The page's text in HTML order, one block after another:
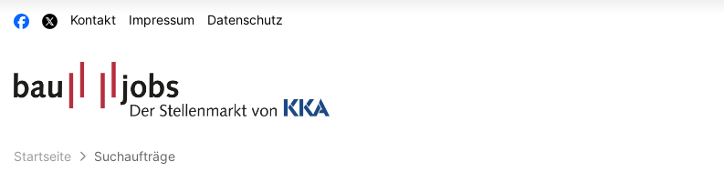
Accessibility
Modus
zur
Navigation
Auf
Auf
Kontakt Impressum Datenschutz
Startseite Suchaufträge